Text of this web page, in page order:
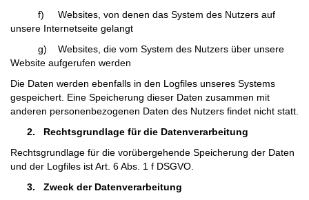
f) Websites, von denen das System des Nutzers auf
unsere Internetseite gelangt
g) Websites, die vom System des Nutzers über unsere
Website aufgerufen werden
Die Daten werden ebenfalls in den Logfiles unseres Systems
gespeichert. Eine Speicherung dieser Daten zusammen mit
anderen personenbezogenen Daten des Nutzers findet nicht statt.
2. Rechtsgrundlage für die Datenverarbeitung
Rechtsgrundlage für die vorübergehende Speicherung der Daten
und der Logfiles ist Art. 6 Abs. 1 f DSGVO.
3. Zweck der Datenverarbeitung